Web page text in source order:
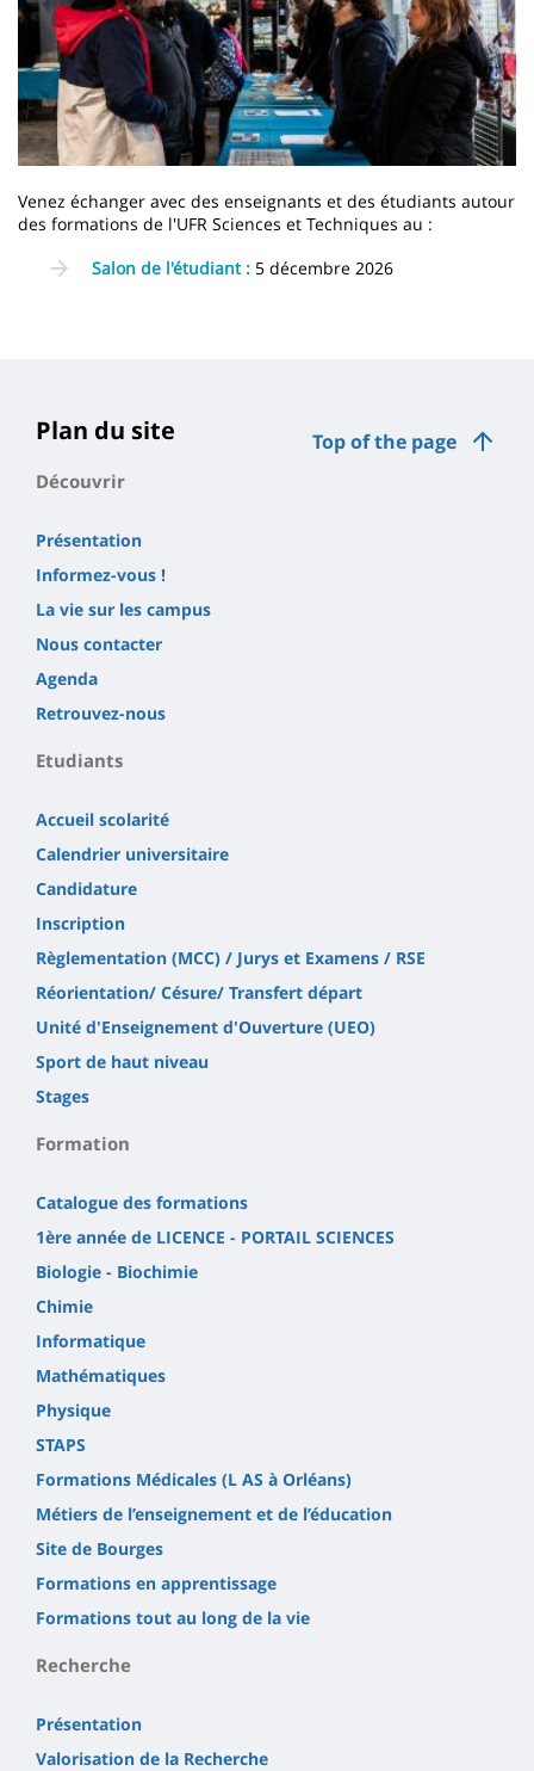
Venez échanger avec des enseignants et des étudiants autour
des formations de l'UFR Sciences et Techniques au :
Salon de l'étudiant : 5 décembre 2026
page
principale
Top of the page
Plan du site
Découvrir
Présentation
Informez-vous !
La vie sur les campus
Nous contacter
Agenda
Retrouvez-nous
Etudiants
Accueil scolarité
Calendrier universitaire
Candidature
Inscription
Règlementation (MCC) / Jurys et Examens / RSE
Réorientation/ Césure/ Transfert départ
Unité d'Enseignement d'Ouverture (UEO)
Sport de haut niveau
Stages
Formation
Catalogue des formations
1ère année de LICENCE - PORTAIL SCIENCES
Biologie - Biochimie
Chimie
Informatique
Mathématiques
Physique
STAPS
Formations Médicales (L AS à Orléans)
Métiers de l’enseignement et de l’éducation
Site de Bourges
Formations en apprentissage
Formations tout au long de la vie
Recherche
Présentation
Valorisation de la Recherche